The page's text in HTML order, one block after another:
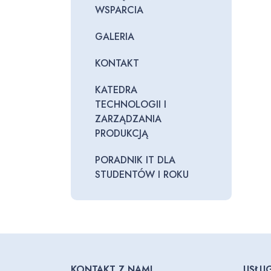
WSPARCIA
GALERIA
KONTAKT
KATEDRA
TECHNOLOGII I
ZARZĄDZANIA
PRODUKCJĄ
PORADNIK IT DLA
STUDENTÓW I ROKU